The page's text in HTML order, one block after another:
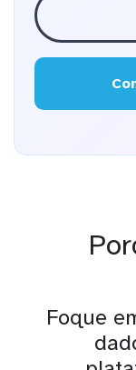
Foque